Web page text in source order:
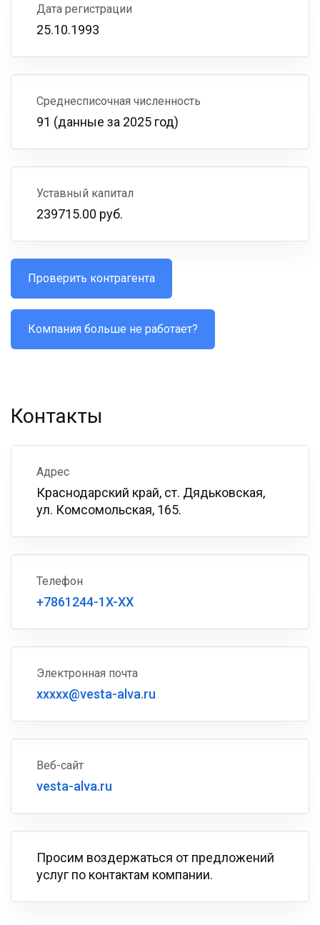
Дата регистрации
25.10.1993
Среднесписочная численность
91 (данные за 2025 год)
Уставный капитал
239715.00 руб.
Проверить контрагента
Компания больше не работает?
Контакты
Адрес
Краснодарский край, ст. Дядьковская,
ул. Комсомольская, 165.
Телефон
+7861244-1X-XX
Электронная почта
xxxxx@vesta-alva.ru
Веб-сайт
vesta-alva.ru
Просим воздержаться от предложений
услуг по контактам компании.